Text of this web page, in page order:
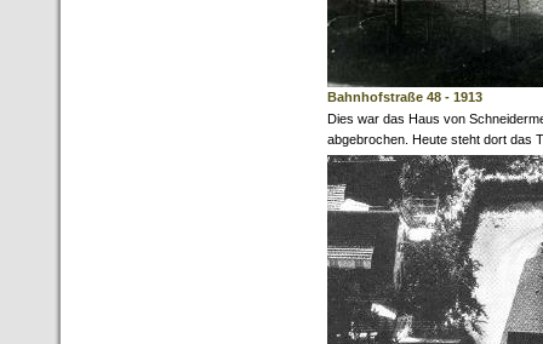
Bahnhofstraße 48 - 1913
Dies war das Haus von
abgebrochen. Heute steht dort das